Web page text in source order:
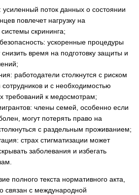
усиленный поток данных о состоянии
повлечет нагрузку на
скрининга;
ускоренные процедуры
время на подготовку защиты и
работодатели столкнутся с риском
сотрудников и с необходимостью
требований к медосмотрам;
члены семей, особенно если
могут потерять право на
с раздельным проживанием;
страх стигматизации может
заболевания и избегать
полного текста нормативного акта,
связан с международной